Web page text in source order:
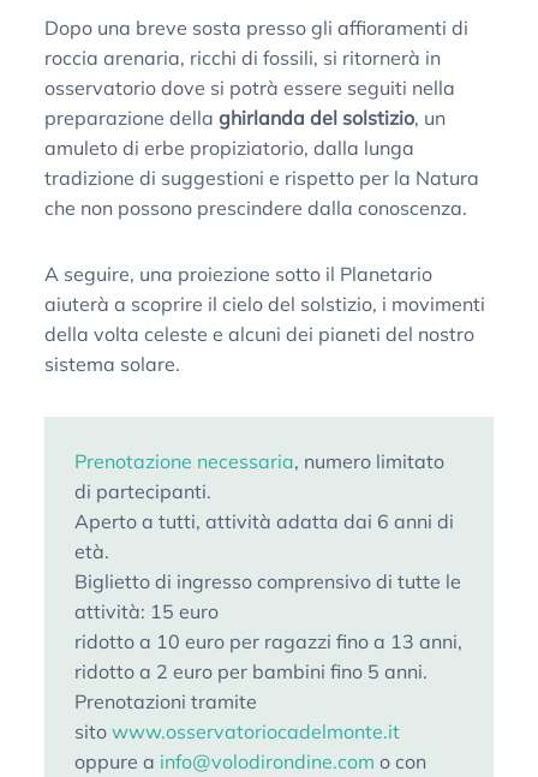
Dopo una breve sosta presso gli affioramenti di
roccia arenaria, ricchi di fossili, si ritornerà in
osservatorio dove si potrà essere seguiti nella
preparazione dellaghirlanda del solstizio, un
amuleto di erbe propiziatorio, dalla lunga
tradizione di suggestioni e rispetto per la Natura
che non possono prescindere dalla conoscenza.
A seguire, una proiezione sotto il Planetario
aiuterà a scoprire il cielo del solstizio, i movimenti
della volta celeste e alcuni dei pianeti del nostro
sistema solare.
Prenotazione necessaria, numero limitato
di partecipanti.
Aperto a tutti, attività adatta dai 6 anni di
età.
Biglietto di ingresso comprensivo di tutte le
attività: 15 euro
ridotto a 10 euro per ragazzi fino a 13 anni,
ridotto a 2 euro per bambini fino 5 anni.
Prenotazioni tramite
sitowww.osservatoriocadelmonte.it
oppure a info@volodirondine.com o con